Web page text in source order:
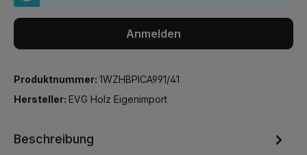
Anmelden
Produktnummer: 1WZHBPICA991/41
Hersteller: EVG Holz Eigenimport
Beschreibung